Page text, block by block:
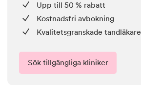
Upp till 50 % rabatt
Kostnadsfri avbokning
Kvalitetsgranskade tandläkare
Sök tillgängliga kliniker